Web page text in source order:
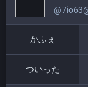
かふぇ
ついった